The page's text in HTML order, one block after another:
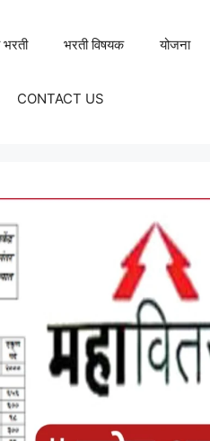
भरती विषयक योजना
CONTACT US